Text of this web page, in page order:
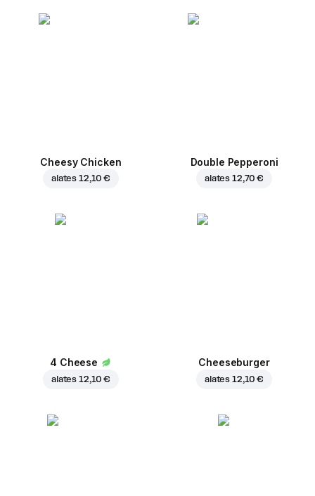
Cheesy Chicken
alates 12,10 €
Double Pepperoni
alates 12,70 €
4 Cheese
alates 12,10 €
Cheeseburger
alates 12,10 €